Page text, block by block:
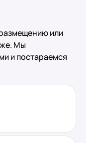
или
Мы
и постараемся